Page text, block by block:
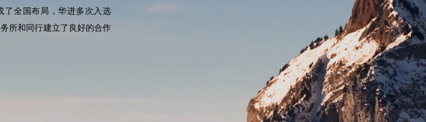
WIPO全球奖是由世界知识产权组织于2022年组织发起的官方奖
项，该奖项是目前全球面向中小企业、初创企业的最高规格知识产
了全国布局，华进多次入选
所和同行建立了良好的合作